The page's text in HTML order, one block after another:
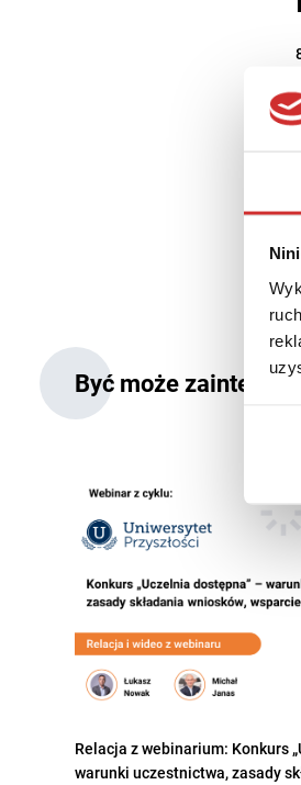
Być może
Relacja z webinarium: Konkurs
warunki uczestnictwa, zasady